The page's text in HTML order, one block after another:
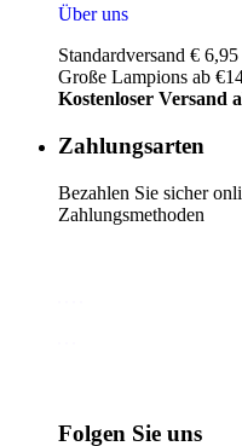
Über uns
Standardversand € 6,95
Große Lampions ab
Kostenloser Versand
Zahlungsarten
Bezahlen Sie sicher
Zahlungsmethoden
Folgen Sie uns